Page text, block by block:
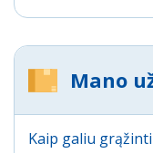
Mano
Kaip galiu